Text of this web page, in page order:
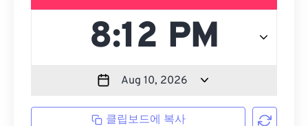
클립보드에 복사